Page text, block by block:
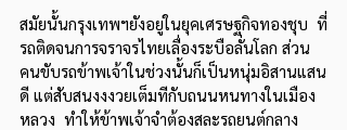
สมัยนั้นกรุงเทพฯยังอยู่ในยุคเศรษฐกิจทองชุบ  ที่
รถติดจนการจราจรไทยเลื่องระบือลั่นโลก ส่วน
คนขับรถข้าพเจ้าในช่วงนั้นก็เป็นหนุ่มอิสานแสน
ดี แต่สับสนงงงวยเต็มทีกับถนนหนทางในเมือง
หลวง  ทำให้ข้าพเจ้าจำต้องสละรถยนต์กลาง